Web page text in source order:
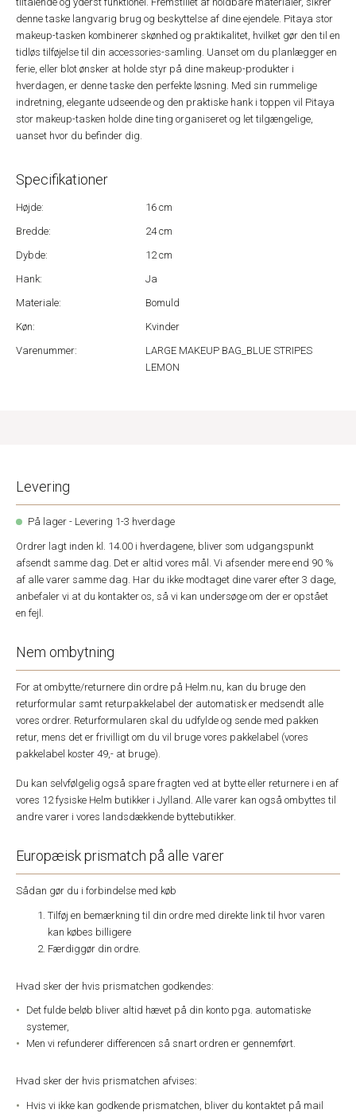
denne taske langvarig brug og beskyttelse af dine ejendele. Pitaya stor
makeup-tasken kombinerer skønhed og praktikalitet, hvilket gør den til en
tidløs tilføjelse til din accessories-samling. Uanset om du planlægger en
ferie, eller blot ønsker at holde styr på dine makeup-produkter i
hverdagen, er denne taske den perfekte løsning. Med sin rummelige
indretning, elegante udseende og den praktiske hank i toppen vil Pitaya
stor makeup-tasken holde dine ting organiseret og let tilgængelige,
uanset hvor du befinder dig.
Specifikationer
Højde:
16 cm
Bredde:
24 cm
Dybde:
12 cm
Hank:
Ja
Materiale:
Bomuld
Køn:
Kvinder
Varenummer:
LARGE MAKEUP BAG_BLUE STRIPES
LEMON
Levering
På lager - Levering 1-3 hverdage
Ordrer lagt inden kl. 14.00 i hverdagene, bliver som udgangspunkt
afsendt samme dag. Det er altid vores mål. Vi afsender mere end 90 %
af alle varer samme dag. Har du ikke modtaget dine varer efter 3 dage,
anbefaler vi at du kontakter os, så vi kan undersøge om der er opstået
en fejl.
Nem ombytning
For at ombytte/returnere din ordre på Helm.nu, kan du bruge den
returformular samt returpakkelabel der automatisk er medsendt alle
vores ordrer. Returformularen skal du udfylde og sende med pakken
retur, mens det er frivilligt om du vil bruge vores pakkelabel (vores
pakkelabel koster 49,- at bruge).
Du kan selvfølgelig også spare fragten ved at bytte eller returnere i en af
vores 12 fysiske Helm butikker i Jylland. Alle varer kan også ombyttes til
andre varer i vores landsdækkende byttebutikker.
Europæisk prismatch på alle varer
Sådan gør du i forbindelse med køb
Tilføj en bemærkning til din ordre med direkte link til hvor varen
kan købes billigere
Færdiggør din ordre.
Hvad sker der hvis prismatchen godkendes:
Det fulde beløb bliver altid hævet på din konto pga. automatiske
systemer,
Men vi refunderer differencen så snart ordren er gennemført.
Hvad sker der hvis prismatchen afvises:
Hvis vi ikke kan godkende prismatchen, bliver du kontaktet på mail